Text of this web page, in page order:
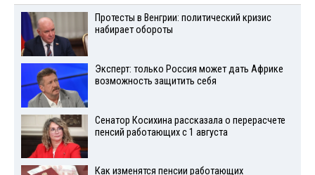
Протесты в Венгрии: политический кризис
набирает обороты
Эксперт: только Россия может дать Африке
возможность защитить себя
Сенатор Косихина рассказала о перерасчете
пенсий работающих с 1 августа
Как изменятся пенсии работающих